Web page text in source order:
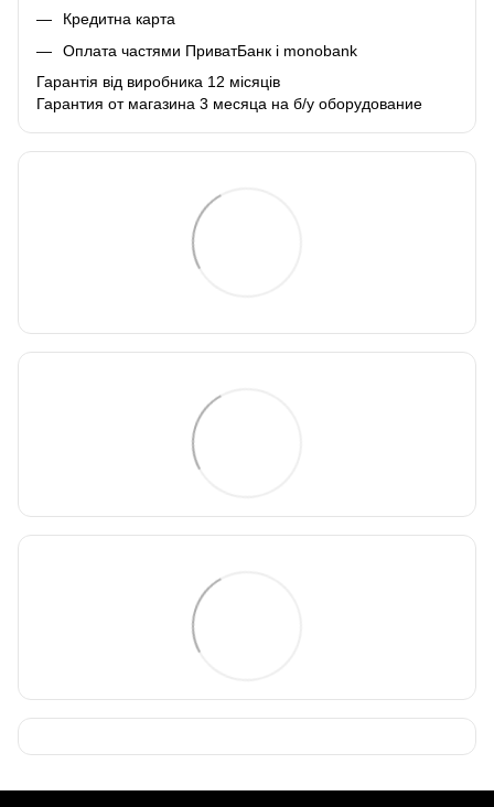
Кредитна карта
Оплата частями ПриватБанк і monobank
Гарантія від виробника 12 місяців
Гарантия от магазина 3 месяца на б/у оборудование